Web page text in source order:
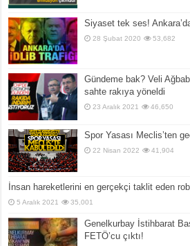
Siyaset tek ses!
28 Şubat 2020 53,682
Gündeme bak? Veli
sahte rakıya yöneldi
23 Aralık 2021 46,650
Spor Yasası Meclis’ten
22 Nisan 2022 41,904
İnsan hareketlerini en gerçekçi taklit eden
5 Aralık 2021 35,001
Genelkurbay İstihbarat
FETÖ’cu çıktı!